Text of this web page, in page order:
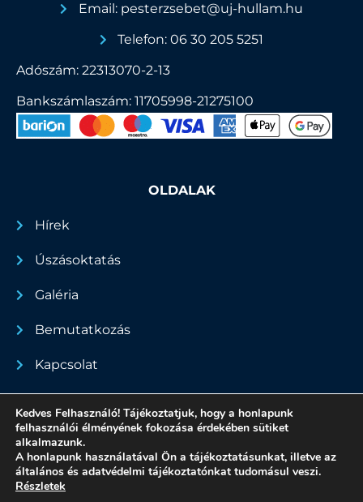
Email: pesterzsebet@uj-hullam.hu
Telefon: 06 30 205 5251
Adószám: 22313070-2-13
Bankszámlaszám: 11705998-21275100
OLDALAK
Hírek
Úszásoktatás
Galéria
Bemutatkozás
Kapcsolat
Minden jog fenntartva - 2022
Kedves Felhasználó! Tájékoztatjuk, hogy a honlapunk
felhasználói élményének fokozása érdekében sütiket
alkalmazunk.
A honlapunk használatával Ön a tájékoztatásunkat, illetve az
általános és adatvédelmi tájékoztatónkat tudomásul veszi.
Részletek